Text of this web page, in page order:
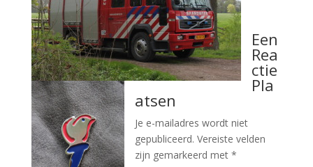
Een
Rea
ctie
Pla
atsen
Je e-mailadres wordt niet
gepubliceerd. Vereiste velden
zijn gemarkeerd met *